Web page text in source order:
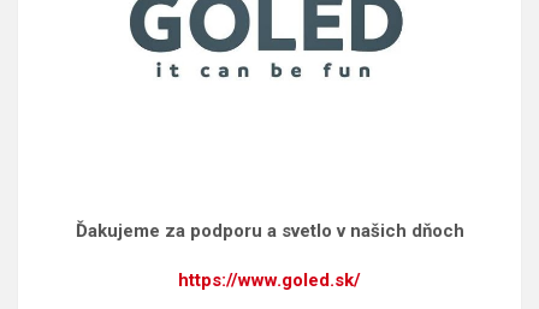
Ďakujeme za podporu a svetlo v našich dňoch
https://www.goled.sk/